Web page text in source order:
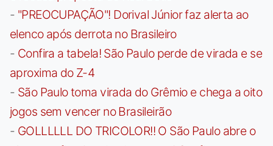
- "PREOCUPAÇÃO"! Dorival Júnior faz alerta ao
elenco após derrota no Brasileiro
- Confira a tabela! São Paulo perde de virada e se
aproxima do Z-4
- São Paulo toma virada do Grêmio e chega a oito
jogos sem vencer no Brasileirão
- GOLLLLLL DO TRICOLOR!! O São Paulo abre o